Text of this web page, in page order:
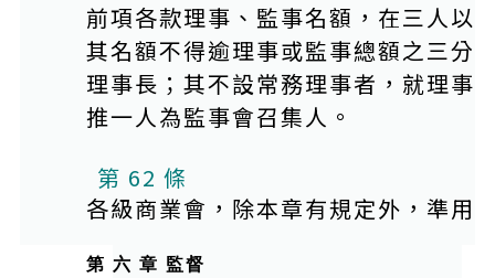
前項各款理事、監事名額，在三人以
其名額不得逾理事或監事總額之三分
理事長；其不設常務理事者，就理事
推一人為監事會召集人。
第 62 條
各級商業會，除本章有規定外，準用
第 六 章 監督